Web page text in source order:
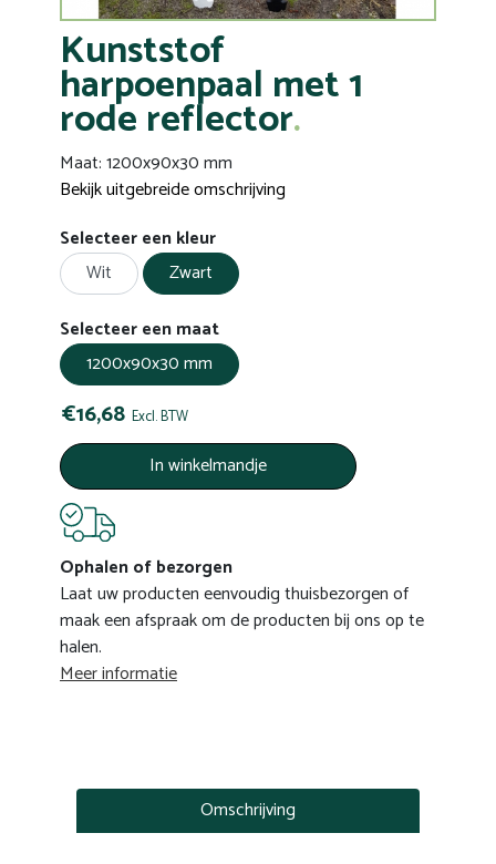
Kunststof
harpoenpaal met 1
rode reflector
Maat: 1200x90x30 mm
Bekijk uitgebreide omschrijving
Selecteer een kleur
Wit
Zwart
Selecteer een maat
1200x90x30 mm
€16,68 Excl. BTW
In winkelmandje
Ophalen of bezorgen
Laat uw producten eenvoudig thuisbezorgen of
maak een afspraak om de producten bij ons op te
halen.
Meer informatie
Omschrijving